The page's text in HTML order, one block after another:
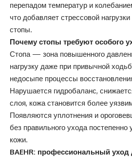
перепадом температур и
что добавляет стрессовой
стопы.
Почему стопы требуют особого
Стопа — зона повышенного
нагрузку даже при привычной
недосыпе процессы
Нарушается гидробаланс,
слоя, кожа становится более
Появляются уплотнения и
без правильного ухода
кожи.
BAEHR: профессиональный уход